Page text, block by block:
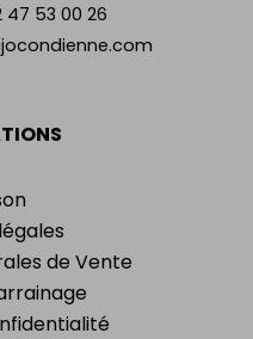
de Vente
47 53 00 26